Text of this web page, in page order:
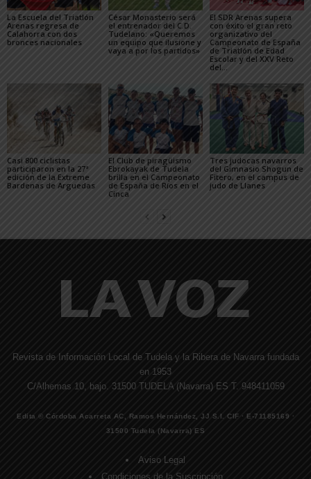
La Escuela del Triatlón
Arenas regresa de
Calahorra con dos
bronces nacionales
César Monasterio será
el entrenador del C.D.
Tudelano: «Queremos
un equipo que ilusione y
vaya a por los partidos»
El SDR Arenas supera
con éxito el gran reto
organizativo del
Campeonato de España
de Triatlón de Edad
Escolar y del XXV Reto
del...
Casi 800 ciclistas
participaron en la 27ª
edición de la Extreme
Bardenas de Arguedas
El Club de piragüismo
Ebrokayak de Tudela
brilla en el Campeonato
de España de Ríos en el
Cinca
Tres judocas navarros
del Gimnasio Shogun de
Fitero, en el campus de
judo de Llanes
Revista de Información Local de Tudela y la Ribera de Navarra fundada
en 1953
C/Alhemas 10, bajo. 31500 TUDELA (Navarra) ES T. 948411059
Edita © Córdoba Acarreta AC, Ramos Hernández, JJ S.I. CIF · E-71185169 ·
31500 Tudela (Navarra) ES
Aviso Legal
Condiciones de la Suscripción